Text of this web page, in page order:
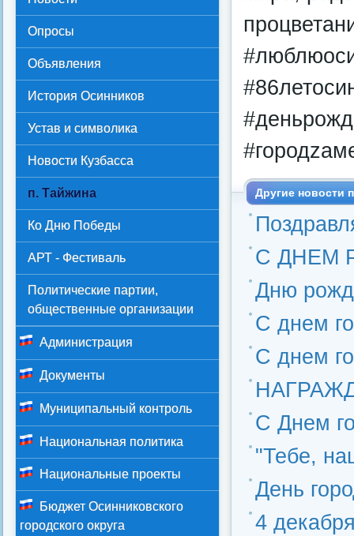
Другие новости
С ДНЕМ
Дню
С днем
С днем
С Днем
"Тебе,
День
4
Опросы
Объявления
История Осинников
Устав и символика
Новости Кузбасса
п. Тайжина
Ко Дню Победы
АРТ - Фестиваль
Политические партии,
общественные организации
Администрация
Документы
Муниципальный контроль
Национальная политика
Национальные проекты
Бюджет Осинниковского
городского округа